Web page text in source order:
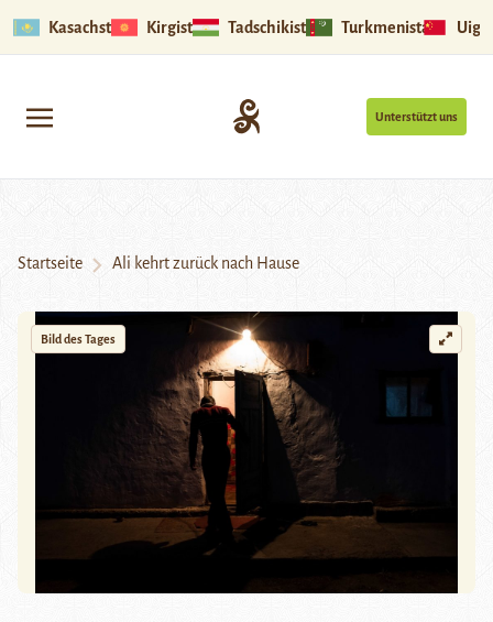
Kasachstan Kirgistan Tadschikistan Turkmenistan
Unterstützt uns
Startseite Ali kehrt zurück nach Hause
Bild des Tages